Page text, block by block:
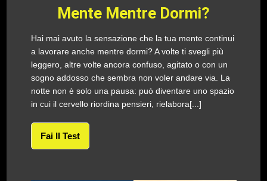
Mente Mentre Dormi?
Hai mai avuto la sensazione che la tua mente continui
a lavorare anche mentre dormi? A volte ti svegli più
leggero, altre volte ancora confuso, agitato o con un
sogno addosso che sembra non voler andare via. La
notte non è solo una pausa: può diventare uno spazio
in cui il cervello riordina pensieri, rielabora[...]
Fai Il Test